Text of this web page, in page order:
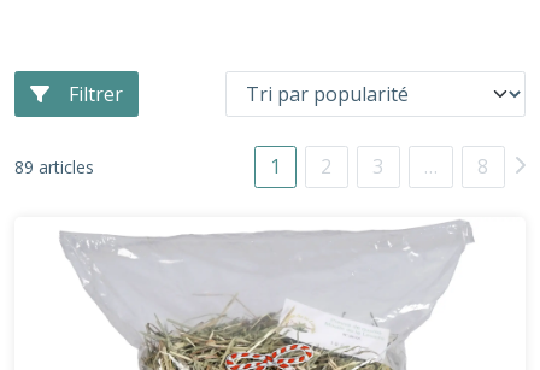
Filtrer
89 articles 1 2 3 … 8